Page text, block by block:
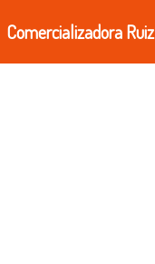
Comercializadora Ruiz